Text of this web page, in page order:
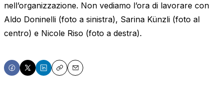
nell’organizzazione. Non vediamo l’ora di lavorare con
Aldo Doninelli (foto a sinistra), Sarina Künzli (foto al
centro) e Nicole Riso (foto a destra).
ShareShareShareCopyEmail